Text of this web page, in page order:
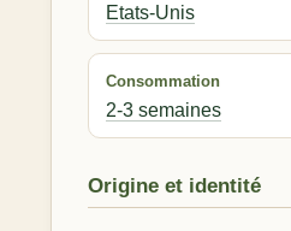
Etats-Unis
Consommation
2-3 semaines
Origine et identité